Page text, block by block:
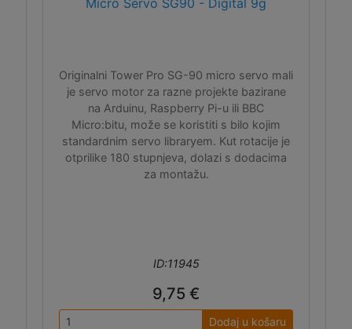
Micro Servo SG90 - Digital 9g
Originalni Tower Pro SG-90 micro servo mali
je servo motor za razne projekte bazirane
na Arduinu, Raspberry Pi-u ili BBC
Micro:bitu, može se koristiti s bilo kojim
standardnim servo libraryem. Kut rotacije je
otprilike 180 stupnjeva, dolazi s dodacima
za montažu.
ID:11945
9,75 €
Dodaj u košaru